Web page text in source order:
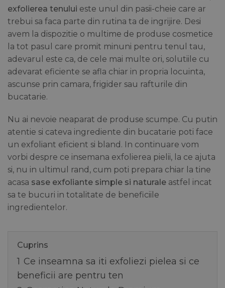
exfolierea tenului este unul din pasii-cheie care ar
trebui sa faca parte din rutina ta de ingrijire. Desi
avem la dispozitie o multime de produse cosmetice
la tot pasul care promit minuni pentru tenul tau,
adevarul este ca, de cele mai multe ori, solutiile cu
adevarat eficiente se afla chiar in propria locuinta,
ascunse prin camara, frigider sau rafturile din
bucatarie.
Nu ai nevoie neaparat de produse scumpe. Cu putin
atentie si cateva ingrediente din bucatarie poti face
un exfoliant eficient si bland. In continuare vom
vorbi despre ce insemana exfolierea pielii, la ce ajuta
si, nu in ultimul rand, cum poti prepara chiar la tine
acasa sase exfoliante simple si naturale astfel incat
sa te bucuri in totalitate de beneficiile
ingredientelor.
Cuprins
1 Ce inseamna sa iti exfoliezi pielea si ce
beneficii are pentru ten